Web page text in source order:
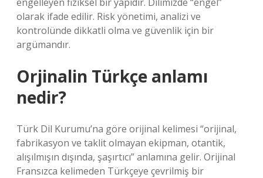
olarak ifade edilir. Risk yönetimi, analizi ve
kontrolünde dikkatli olma ve güvenlik için bir
argümandır.
Orjinalin Türkçe anlamı
nedir?
Türk Dil Kurumu’na göre orijinal kelimesi “orijinal,
fabrikasyon ve taklit olmayan ekipman, otantik,
alışılmışın dışında, şaşırtıcı” anlamına gelir. Orijinal
Fransızca kelimeden Türkçeye çevrilmiş bir